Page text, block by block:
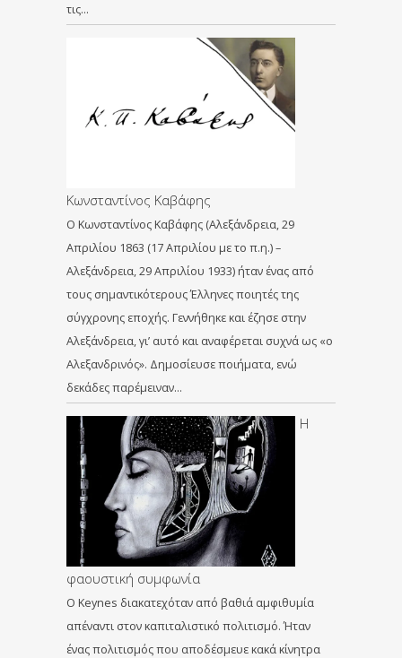
τις…
Κωνσταντίνος Καβάφης
Ο Κωνσταντίνος Καβάφης (Αλεξάνδρεια, 29
Απριλίου 1863 (17 Απριλίου με το π.η.) –
Αλεξάνδρεια, 29 Απριλίου 1933) ήταν ένας από
τους σημαντικότερους Έλληνες ποιητές της
σύγχρονης εποχής. Γεννήθηκε και έζησε στην
Αλεξάνδρεια, γι’ αυτό και αναφέρεται συχνά ως «ο
Αλεξανδρινός». Δημοσίευσε ποιήματα, ενώ
δεκάδες παρέμειναν…
Η
φαουστική συμφωνία
O Keynes διακατεχόταν από βαθιά αμφιθυμία
απέναντι στον καπιταλιστικό πολιτισμό. Ήταν
ένας πολιτισμός που αποδέσμευε κακά κίνητρα